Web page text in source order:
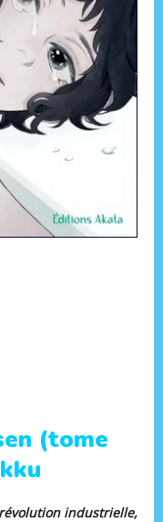
(tome
industrielle,